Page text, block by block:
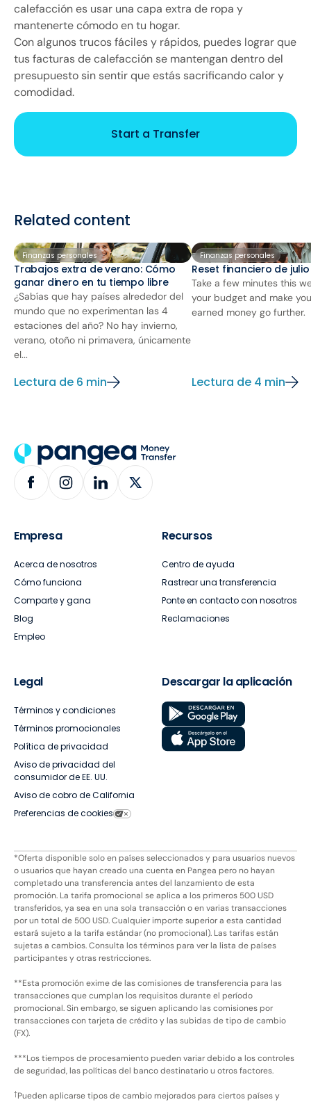
calefacción es usar una capa extra de ropa y
mantenerte cómodo en tu hogar.
Con algunos trucos fáciles y rápidos, puedes lograr que
tus facturas de calefacción se mantengan dentro del
presupuesto sin sentir que estás sacrificando calor y
comodidad.
Start a Transfer
Related content
Finanzas personales
Trabajos extra de verano: Cómo
ganar dinero en tu tiempo libre
¿Sabías que hay países alrededor del
mundo que no experimentan las 4
estaciones del año? No hay invierno,
verano, otoño ni primavera, únicamente
el...
Lectura de 6 min
Finanzas personales
Reset financiero de
Take a few minutes this
your budget and make
earned money go further.
Lectura de 4 min
Empresa
Acerca de nosotros
Cómo funciona
Comparte y gana
Blog
Empleo
Recursos
Centro de ayuda
Rastrear una transferencia
Ponte en contacto con nosotros
Reclamaciones
Legal
Términos y condiciones
Términos promocionales
Política de privacidad
Aviso de privacidad del
consumidor de EE. UU.
Aviso de cobro de California
Preferencias de cookies
Descargar la aplicación
*Oferta disponible solo en países seleccionados y para usuarios nuevos
o usuarios que hayan creado una cuenta en Pangea pero no hayan
completado una transferencia antes del lanzamiento de esta
promoción. La tarifa promocional se aplica a los primeros 500 USD
transferidos, ya sea en una sola transacción o en varias transacciones
por un total de 500 USD. Cualquier importe superior a esta cantidad
estará sujeto a la tarifa estándar (no promocional). Las tarifas están
sujetas a cambios. Consulta los términos para ver la lista de países
participantes y otras restricciones.
**Esta promoción exime de las comisiones de transferencia para las
transacciones que cumplan los requisitos durante el período
promocional. Sin embargo, se siguen aplicando las comisiones por
transacciones con tarjeta de crédito y las subidas de tipo de cambio
(FX).
***Los tiempos de procesamiento pueden variar debido a los controles
de seguridad, las políticas del banco destinatario u otros factores.
†Pueden aplicarse tipos de cambio mejorados para ciertos países y